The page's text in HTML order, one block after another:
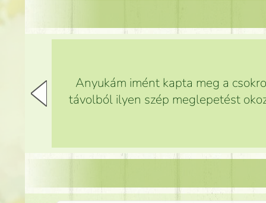
Anyukám imént kapta meg a
távolból ilyen szép meglepetést